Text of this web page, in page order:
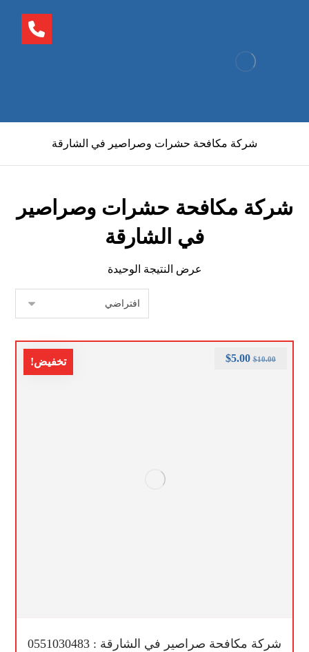
شركة مكافحة حشرات وصراصير في الشارقة
شركة مكافحة حشرات وصراصير
في الشارقة
عرض النتيجة الوحيدة
تخفيض!
شركة مكافحة صراصير في الشارقة : 0551030483
$10.00
$5.00